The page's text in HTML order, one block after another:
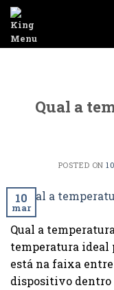
Skip
content
Qual a
POSTED ON
10
mar
Qual a
temperatura ideal
está na faixa entre
dispositivo dentro